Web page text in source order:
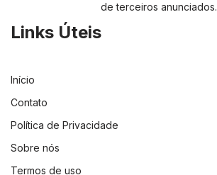
de terceiros anunciados.
Links Úteis
Início
Contato
Política de Privacidade
Sobre nós
Termos de uso